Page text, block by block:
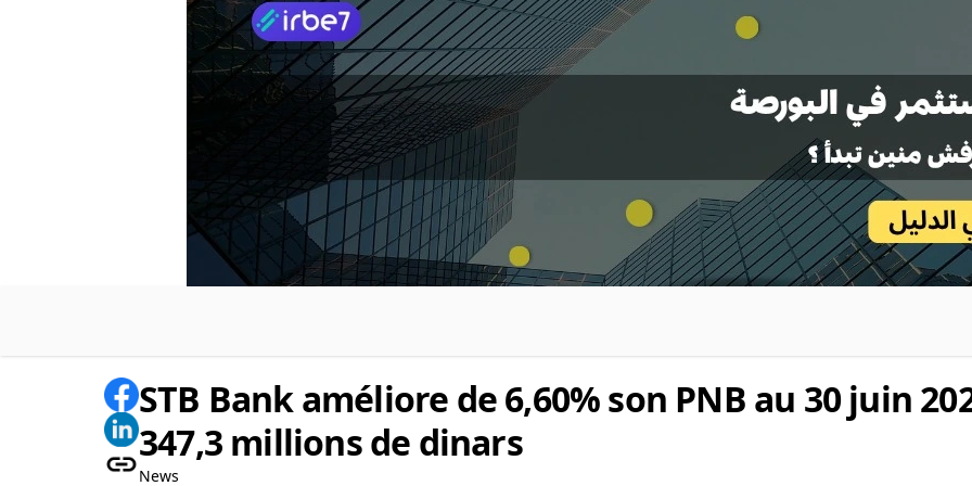
STB Bank améliore de 6,60% son PNB au 30 juin
347,3 millions de dinars
News